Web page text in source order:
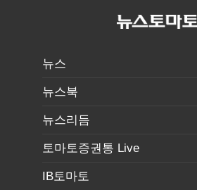
비용부터 챙긴다
뉴스
뉴스북
뉴스리듬
토마토증권통 Live
IB토마토